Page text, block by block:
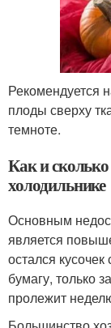
Рекомендуется
плоды сверху
темноте.
Как и
холодильнике
Основным
является
остался
бумагу, только
пролежит